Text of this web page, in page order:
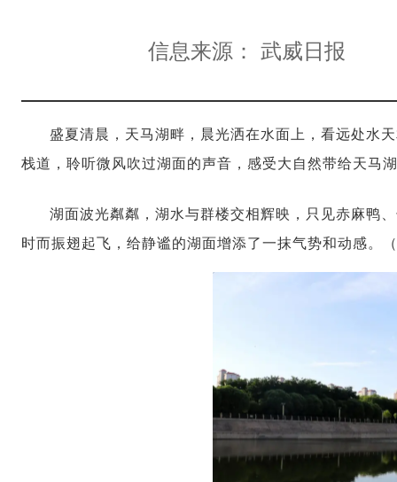
信息来源： 武威日报
盛夏清晨，天马湖畔，晨光洒在水面上，看远处水
栈道，聆听微风吹过湖面的声音，感受大自然带给天马
湖面波光粼粼，湖水与群楼交相辉映，只见赤麻鸭
时而振翅起飞，给静谧的湖面增添了一抹气势和动感。